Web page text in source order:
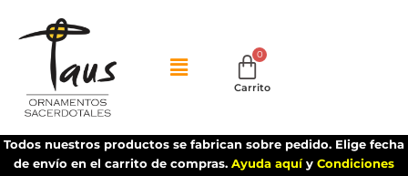
Carrito
Todos nuestros productos se fabrican sobre pedido. Elige fecha
de envío en el carrito de compras. Ayuda aquíy Condiciones